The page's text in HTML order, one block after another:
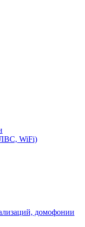
WiFi)
домофонии